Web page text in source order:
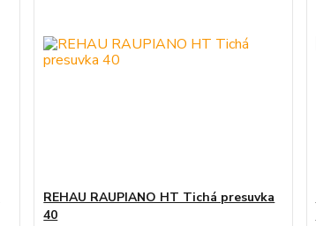
REHAU RAUPIANO HT Tichá presuvka
40